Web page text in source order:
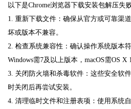
以下是Chrome浏览器下载安装包解压失
1. 重新下载文件：确保从官方或可靠渠
坏或版本不兼容。
2. 检查系统兼容性：确认操作系统版本
Windows需7及以上版本，macOS需OS X
3. 关闭防火墙和杀毒软件：这些安全软
时关闭后再尝试安装。
4. 清理临时文件和注册表项：使用系统